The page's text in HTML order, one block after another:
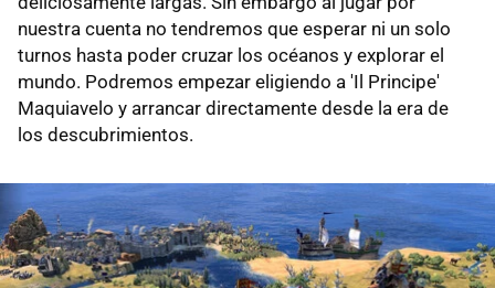
nuestra cuenta no tendremos que esperar ni un solo
turnos hasta poder cruzar los océanos y explorar el
mundo. Podremos empezar eligiendo a 'Il Principe'
Maquiavelo y arrancar directamente desde la era de
los descubrimientos.